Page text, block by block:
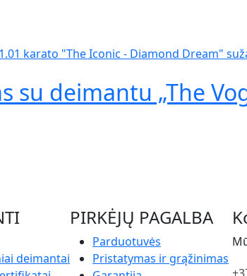
su deimantu „The
deimantai
PIRKĖJŲ PAGALBA
Parduotuvės
Pristatymas ir grąžinimas